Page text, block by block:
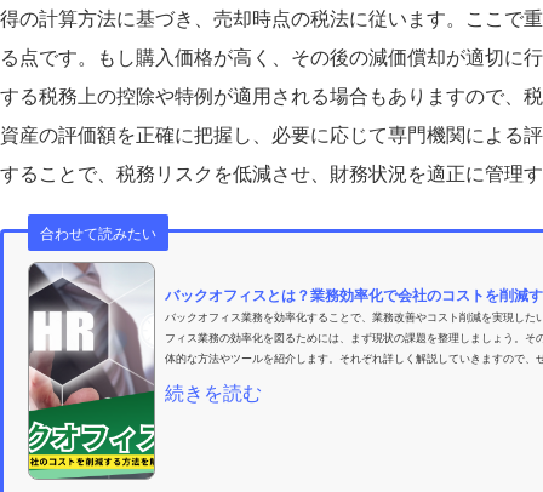
得の計算方法に基づき、売却時点の税法に従います。ここで
る点です。もし購入価格が高く、その後の減価償却が適切に
する税務上の控除や特例が適用される場合もありますので、
資産の評価額を正確に把握し、必要に応じて専門機関による
することで、税務リスクを低減させ、財務状況を適正に管理
合わせて読みたい
バックオフィスとは？業務効率化で会社のコストを削減
バックオフィス業務を効率化することで、業務改善やコスト削減を実現し
フィス業務の効率化を図るためには、まず現状の課題を整理しましょう。
体的な方法やツールを紹介します。それぞれ詳しく解説していきますので
続きを読む